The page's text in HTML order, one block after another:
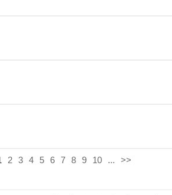
2 3 4 5 6 7 8 9 10 ... >>